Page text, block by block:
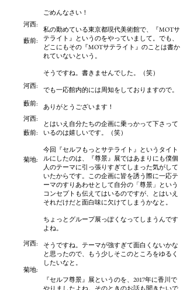
ごめんなさい！
私の勤めている東京都現代美術館で、『MOTサ
テライト』というのをやっていまして。でも、
どこにもその『MOTサテライト』のことは書か
れていないという。
そうですね。書きませんでした。（笑）
でも一応館内的には周知をしておりますので。
ありがとうございます！
とはいえ自分たちの企画に乗っかって下さって
いるのは嬉しいです。（笑）
今回『セルフもっとサテライト』というタイト
ルにしたのは、『尊景』展ではあまりにも僕個
人のテーマに引っ張りすぎてしまった気がして
いたからです。この企画に皆を誘う際に一応テ
ーマのすりあわせとして自分の「尊景」という
コンセプトも伝えてはいるのですが、とはいえ
それだけだと面白味に欠けてしまうかなと。
ちょっとグループ展っぽくなってしまうんです
よね。
そうですね。テーマが強すぎて面白くないかな
と思ったので、もう少しそこのところをゆるく
したいなと。
『セルフ尊景』展というのを、2017年に香川で
やりましたよね。そのときのお話も聞きたいで
菊地:
菊地:
藪前:
藪前:
藪前:
河西:
河西:
河西:
河西: